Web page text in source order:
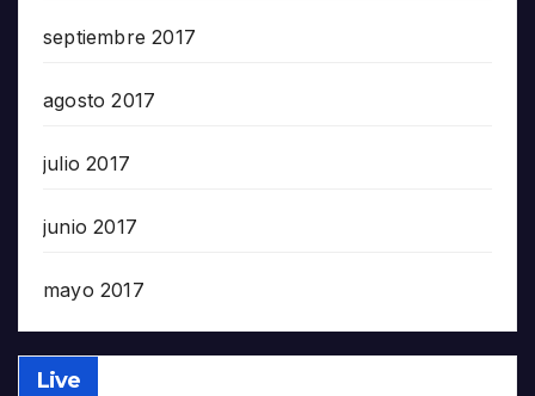
septiembre 2017
agosto 2017
julio 2017
junio 2017
mayo 2017
Live